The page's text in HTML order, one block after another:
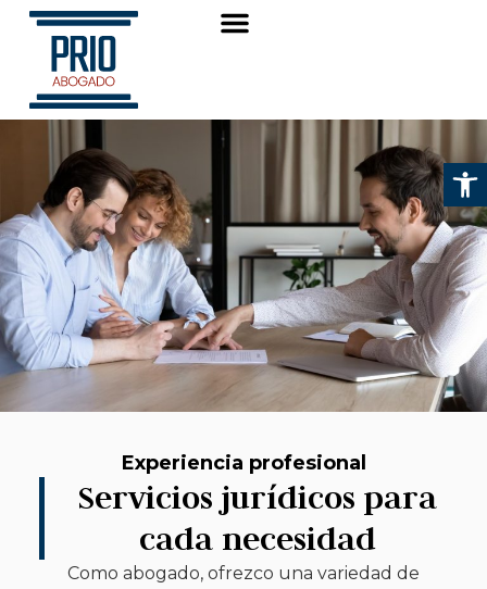
Abrir
Experiencia profesional
Servicios jurídicos para
cada necesidad
Como abogado, ofrezco una variedad de